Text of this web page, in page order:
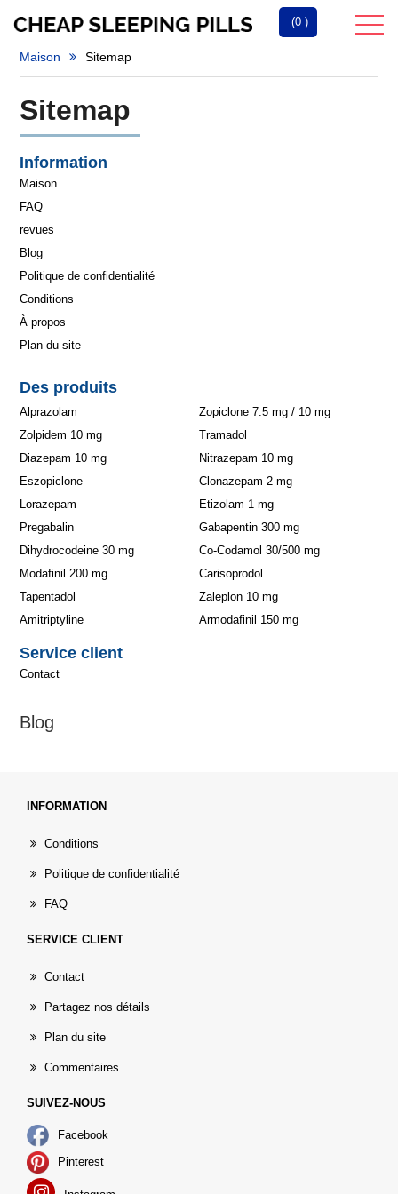
(0 )
Maison Sitemap
Sitemap
Information
Maison
FAQ
revues
Blog
Politique de confidentialité
Conditions
À propos
Plan du site
Des produits
Alprazolam
Zopiclone 7.5 mg / 10 mg
Zolpidem 10 mg
Tramadol
Diazepam 10 mg
Nitrazepam 10 mg
Eszopiclone
Clonazepam 2 mg
Lorazepam
Etizolam 1 mg
Pregabalin
Gabapentin 300 mg
Dihydrocodeine 30 mg
Co-Codamol 30/500 mg
Modafinil 200 mg
Carisoprodol
Tapentadol
Zaleplon 10 mg
Amitriptyline
Armodafinil 150 mg
Service client
Contact
Blog
INFORMATION
Conditions
Politique de confidentialité
FAQ
SERVICE CLIENT
Contact
Partagez nos détails
Plan du site
Commentaires
SUIVEZ-NOUS
Facebook
Pinterest